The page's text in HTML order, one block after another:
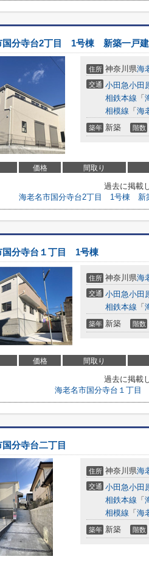
国分寺台2丁目 1号棟 新築一戸
住所 神奈川県海
交通 小田急小田
相鉄本線 「
相模線 「 海
築年 新築 階数
価格 間取り
過去に掲載
海老名市国分寺台2丁目 1号棟 新
国分寺台１丁目 1号棟
住所 神奈川県海
交通 小田急小田
相鉄本線 「
築年 新築 階数
価格 間取り
過去に掲載
海老名市国分寺台１丁目
分寺台二丁目
住所 神奈川県海
交通 小田急小田
相鉄本線 「
相模線 「 海
築年 新築 階数